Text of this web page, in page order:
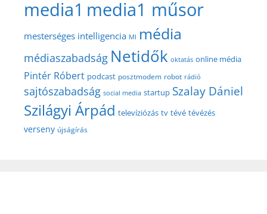
media1 media1 műsor
mesterséges intelligencia MI média
médiaszabadság Netidők oktatás online média
Pintér Róbert podcast posztmodem robot rádió
sajtószabadság social media startup Szalay Dániel
Szilágyi Árpád televíziózás tv tévé tévézés
verseny újságírás